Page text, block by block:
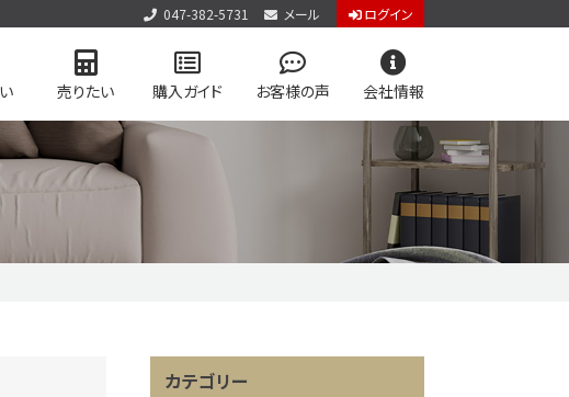
047-382-5731 メール ログイン
売りたい 購入ガイド お客様の声 会社情報
個人情報保護方針
カテゴリー